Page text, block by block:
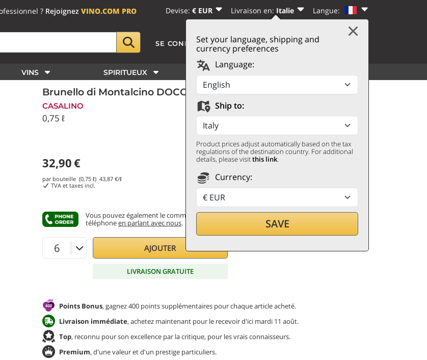
? RejoignezVINO.COM PRO Devise: € EUR Livraison en: Italie Langue:
Set your language, shipping and
currency preferences
Language:
Ship to:
Product prices adjust automatically based on the tax
regulations of the destination country. For additional
details, please visitthis link.
Currency:
SAVE
SE CONNECTER | S’INSCRIRE PANIER
VINS SPIRITUEUX AUTRES
Brunello di Montalcino DOCG 2020 Casalino
CASALINO
0,75 ℓ
32,90€
par bouteille (0,75 ℓ) 43,87 €/ℓ
TVA et taxes incl.
Vous pouvez également le commander par
téléphoneen parlant avec nous.
AJOUTER
LIVRAISON GRATUITE
Points Bonus, gagnez 400 points supplémentaires pour chaque article acheté.
Livraison immédiate, achetez maintenant pour le recevoir d'ici mardi 11 août.
Top, reconnu pour son excellence par la critique, pour les vrais connaisseurs.
Premium, d'une valeur et d'un prestige particuliers.